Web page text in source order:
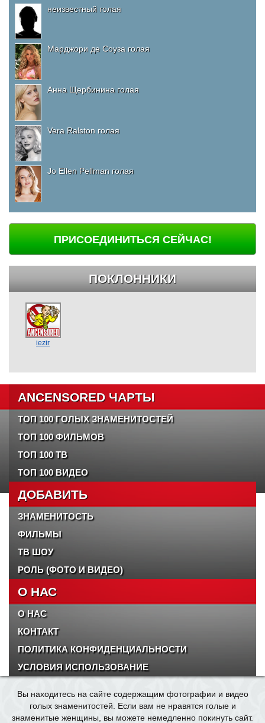
неизвестный голая
Марджори де Соуза голая
Анна Щербинина голая
Vera Ralston голая
Jo Ellen Pellman голая
ПРИСОЕДИНИТЬСЯ СЕЙЧАС!
ПОКЛОННИКИ
iezir
ANCENSORED ЧАРТЫ
ТОП 100 ГОЛЫХ ЗНАМЕНИТОСТЕЙ
ТОП 100 ФИЛЬМОВ
ТОП 100 ТВ
ТОП 100 ВИДЕО
ДОБАВИТЬ
ЗНАМЕНИТОСТЬ
ФИЛЬМЫ
ТВ ШОУ
РОЛЬ (ФОТО И ВИДЕО)
О НАС
О НАС
КОНТАКТ
ПОЛИТИКА КОНФИДЕНЦИАЛЬНОСТИ
УСЛОВИЯ ИСПОЛЬЗОВАНИЕ
Вы находитесь на сайте содержащим фотографии и видео
голых знаменитостей. Если вам не нравятся голые и
знаменитые женщины, вы можете немедленно покинуть сайт.